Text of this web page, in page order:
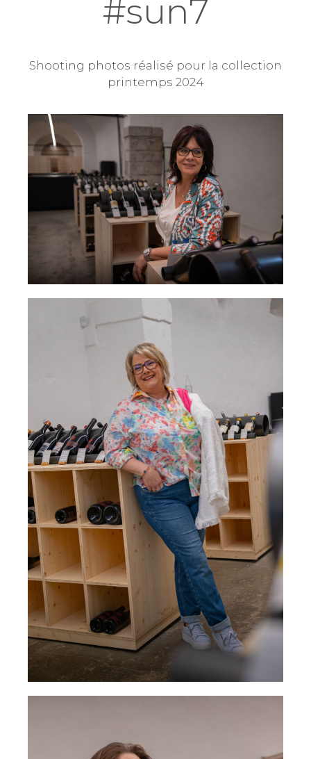
#sun7
Shooting photos réalisé pour la collection
printemps 2024